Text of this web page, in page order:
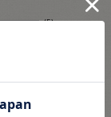
(5)
(0)